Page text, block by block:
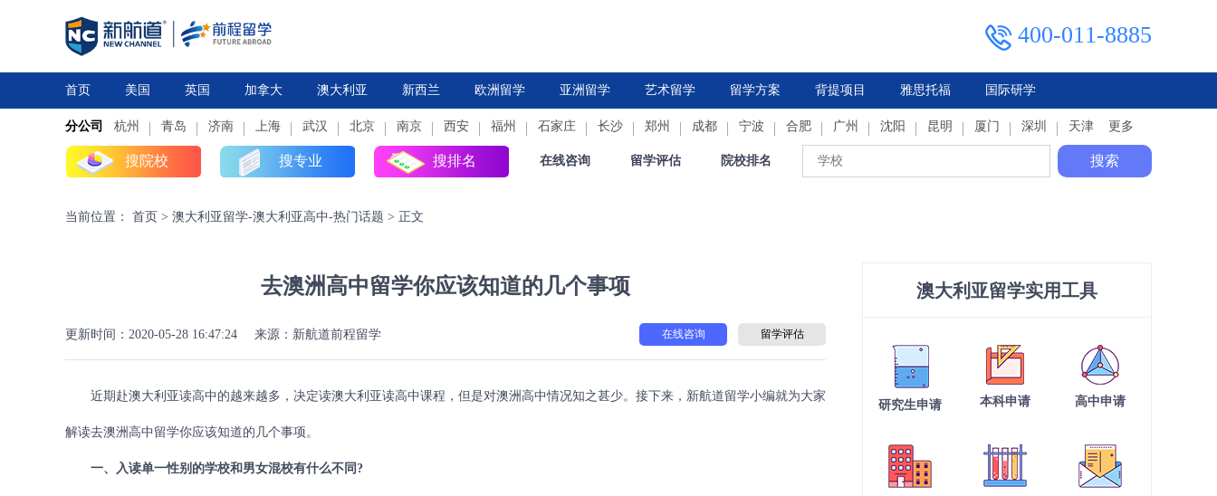
400-011-8885
首页 美国
研究生 本科 高中
英国
研究生 本科 高中
加拿大 澳大利亚 新西兰 欧洲留学
德国 法国 荷兰 西班牙 意大利 瑞典 俄罗斯
亚洲留学
中国香港 新加坡 日本 韩国 马来西亚 泰国
艺术留学 留学方案 背提项目 雅思托福 国际研学
分公司 杭州 青岛 济南 上海 武汉 北京 南京 西安 福州 石家庄 长沙 郑州 成都 宁波 合肥 广州 沈阳 昆明 厦门 深圳 天津 更多
搜院校 搜专业 搜排名 在线咨询 留学评估 院校排名 搜索
当前位置： 首页 > 澳大利亚留学-澳大利亚高中-热门话题 > 正文
去澳洲高中留学你应该知道的几个事项
更新时间：2020-05-28 16:47:24 来源：新航道前程留学 在线咨询 留学评估
近期赴澳大利亚读高中的越来越多，决定读澳大利亚读高中课程，但是对澳洲高中情况知之甚少。接下来，新航道留学小编就为大家
解读去澳洲高中留学你应该知道的几个事项。
一、入读单一性别的学校和男女混校有什么不同?
澳大利亚留学实用工具
研究生申请 本科申请 高中申请